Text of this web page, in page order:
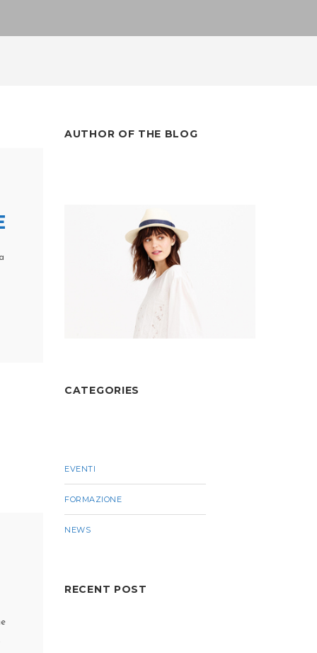
AUTHOR OF THE BLOG
CATEGORIES
EVENTI
FORMAZIONE
NEWS
RECENT POST